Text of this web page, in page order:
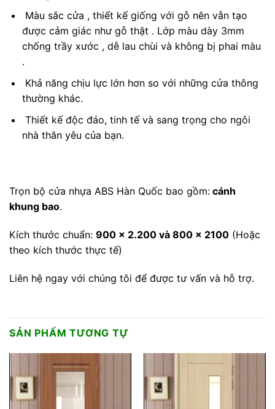
Màu sắc cửa , thiết kế giống với gỗ nên vẫn tạo
được cảm giác như gỗ thật . Lớp màu dày 3mm
chống trầy xước , dễ lau chùi và không bị phai màu
.
Khả năng chịu lực lớn hơn so với những cửa thông
thường khác.
Thiết kế độc đáo, tinh tế và sang trọng cho ngôi
nhà thân yêu của bạn.
Trọn bộ cửa nhựa ABS Hàn Quốc bao gồm: cánh
khung bao.
Kích thước chuẩn: 900 x 2.200 và 800 x 2100 (Hoặc
theo kích thước thực tế)
Liên hệ ngay với chúng tôi để được tư vấn và hỗ trợ.
SẢN PHẨM TƯƠNG TỰ